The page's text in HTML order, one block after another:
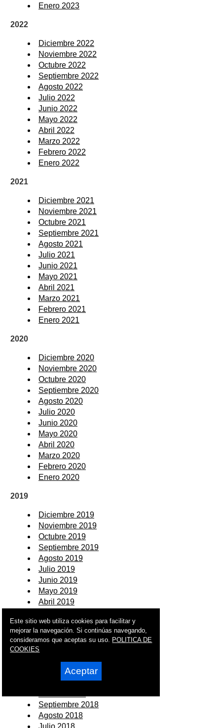
Enero 2023
2022
Diciembre 2022
Noviembre 2022
Octubre 2022
Septiembre 2022
Agosto 2022
Julio 2022
Junio 2022
Mayo 2022
Abril 2022
Marzo 2022
Febrero 2022
Enero 2022
2021
Diciembre 2021
Noviembre 2021
Octubre 2021
Septiembre 2021
Agosto 2021
Julio 2021
Junio 2021
Mayo 2021
Abril 2021
Marzo 2021
Febrero 2021
Enero 2021
2020
Diciembre 2020
Noviembre 2020
Octubre 2020
Septiembre 2020
Agosto 2020
Julio 2020
Junio 2020
Mayo 2020
Abril 2020
Marzo 2020
Febrero 2020
Enero 2020
2019
Diciembre 2019
Noviembre 2019
Octubre 2019
Septiembre 2019
Agosto 2019
Julio 2019
Junio 2019
Mayo 2019
Abril 2019
Febrero 2019
Enero 2019
2018
Diciembre 2018
Noviembre 2018
Septiembre 2018
Agosto 2018
Este sitio web utiliza cookies para facilitar y
mejorar la navegación. Si continúas navegando,
consideramos que aceptas su uso. POLITICA DE
COOKIES
Aceptar